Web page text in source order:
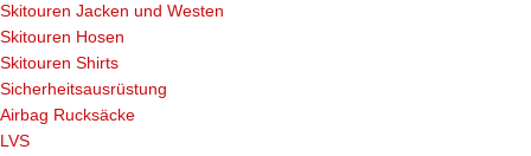
Skitouren Jacken und Westen
Skitouren Hosen
Skitouren Shirts
Sicherheitsausrüstung
Airbag Rucksäcke
LVS